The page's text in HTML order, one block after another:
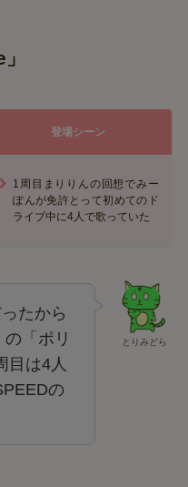
登場シーン
1周目まりりんの回想でみー
ぽんが免許とって初めてのド
ライブ中に4人で歌っていた
とりみどら
たから
「ポリ
目は4人
の